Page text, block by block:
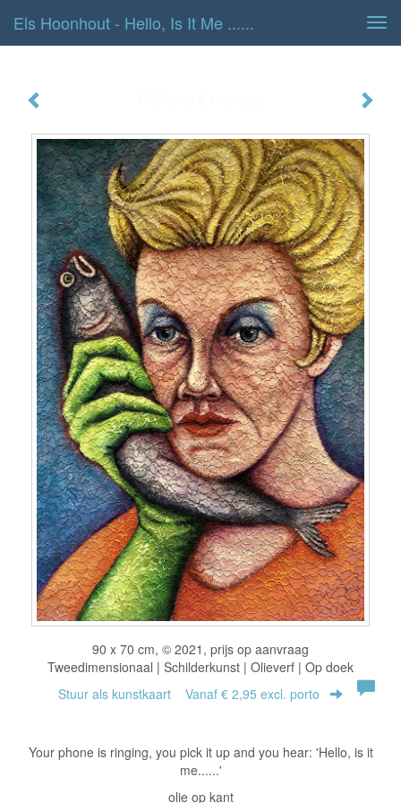
Els Hoonhout - Hello, Is It Me ......
90 x 70 cm, © 2021, prijs op aanvraag
Tweedimensionaal | Schilderkunst | Olieverf | Op doek
Stuur als kunstkaart Vanaf € 2,95 excl. porto
Your phone is ringing, you pick it up and you hear: 'Hello, is it
me......'
olie op kant